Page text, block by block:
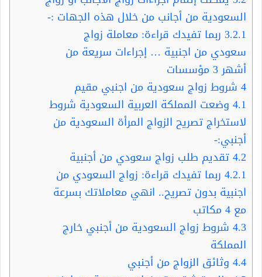
السعودية من أجانب من خلال هذه الجهات :-
3.2.1 ربما تفيدك قراءة: معاملة زواج
سعودي من اجنبية … إجراءات سريعة من
أشهر 3 مؤسسات
4 شروط زواج سعودية من اجنبي مقيم
4.1 وضعت المملكة العربية السعودية شروط
لاستخراج تصريح الزواج المرأة السعودية من
أجنبي:-
4.2تقديم طلب زواج سعودي من أجنبية
4.2.1 ربما تفيدك قراءة: زواج السعودي من
اجنبية بدون تصريح.. انهي معاملاتك بسرعة
مع 4 مكاتب
4.3 شروط زواج السعودية من أجنبي خارج
المملكة
4.4 وثائق الزواج من أجنبي